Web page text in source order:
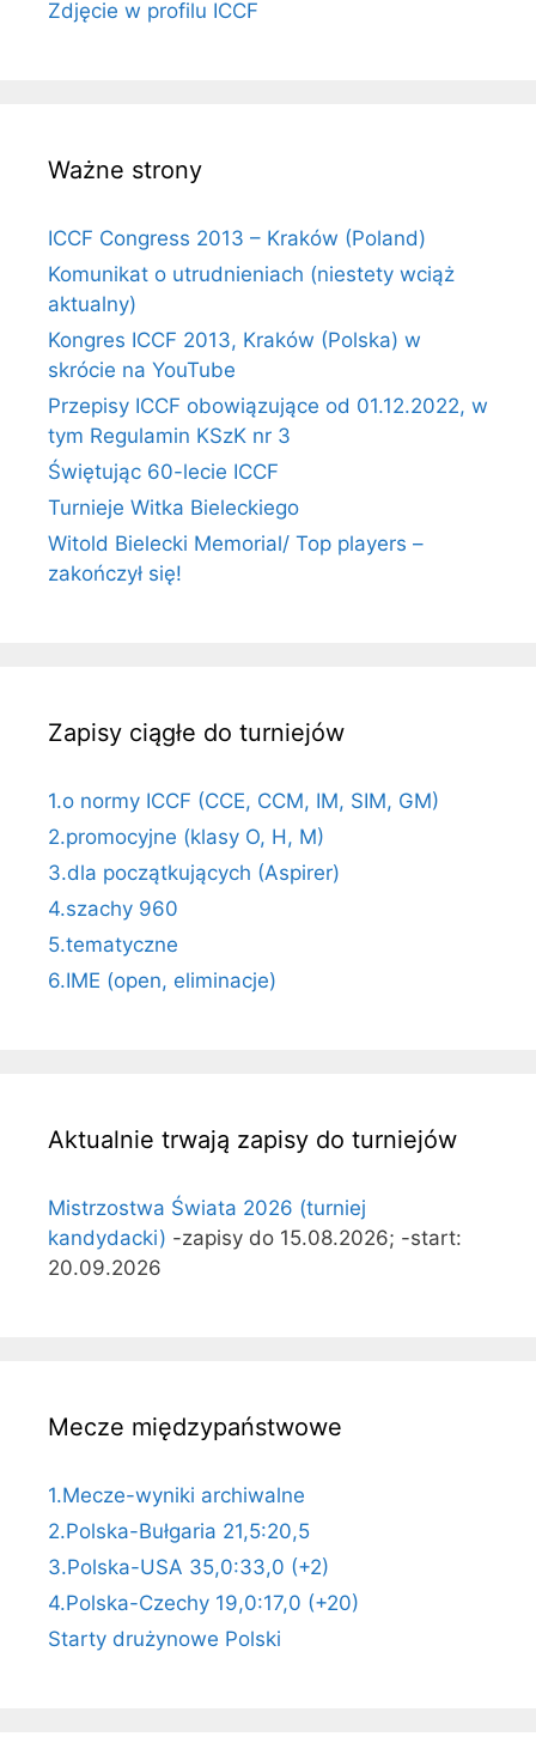
Zdjęcie w profilu ICCF
Ważne strony
ICCF Congress 2013 – Kraków (Poland)
Komunikat o utrudnieniach (niestety wciąż
aktualny)
Kongres ICCF 2013, Kraków (Polska) w
skrócie na YouTube
Przepisy ICCF obowiązujące od 01.12.2022, w
tym Regulamin KSzK nr 3
Świętując 60-lecie ICCF
Turnieje Witka Bieleckiego
Witold Bielecki Memorial/ Top players –
zakończył się!
Zapisy ciągłe do turniejów
1.o normy ICCF (CCE, CCM, IM, SIM, GM)
2.promocyjne (klasy O, H, M)
3.dla początkujących (Aspirer)
4.szachy 960
5.tematyczne
6.IME (open, eliminacje)
Aktualnie trwają zapisy do turniejów
Mistrzostwa Świata 2026 (turniej
kandydacki) -zapisy do 15.08.2026; -start:
20.09.2026
Mecze międzypaństwowe
1.Mecze-wyniki archiwalne
2.Polska-Bułgaria 21,5:20,5
3.Polska-USA 35,0:33,0 (+2)
4.Polska-Czechy 19,0:17,0 (+20)
Starty drużynowe Polski